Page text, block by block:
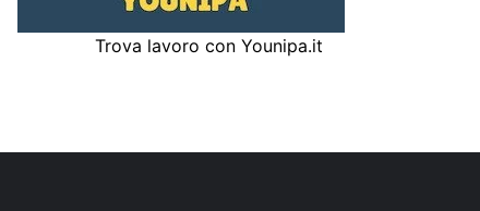
Trova lavoro con Younipa.it